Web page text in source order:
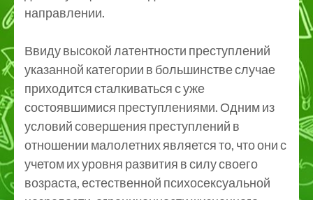
направлении.
Ввиду высокой латентности преступлений
указанной категории в большинстве случае
приходится сталкиваться с уже
состоявшимися преступлениями. Одним из
условий совершения преступлений в
отношении малолетних является то, что они с
учетом их уровня развития в силу своего
возраста, естественной психосексуальной